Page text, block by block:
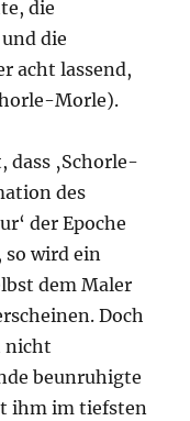
die
die
acht lassend,
Morle).
dass ‚Schorle-
des
der Epoche
so wird ein
dem Maler
Doch
nicht
beunruhigte
ihm im tiefsten